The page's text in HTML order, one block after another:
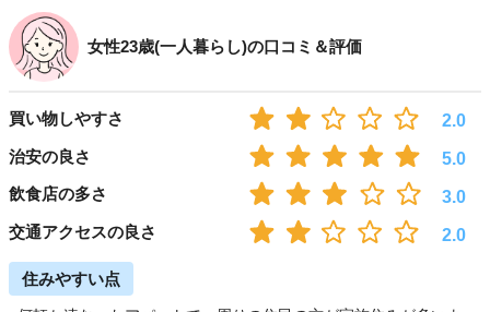
女性23歳(一人暮らし)の口コミ＆評価
買い物しやすさ
2.0
治安の良さ
5.0
飲食店の多さ
3.0
交通アクセスの良さ
2.0
住みやすい点